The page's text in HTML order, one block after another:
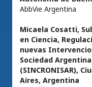
AbbVie Argentina
Micaela Cosatti,
en Ciencia,
nuevas
Sociedad
(SINCRONISAR),
Aires, Argentina